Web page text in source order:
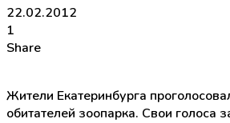
22.02.2012
1
Share
Жители Екатеринбурга
обитателей зоопарка. Свои голоса